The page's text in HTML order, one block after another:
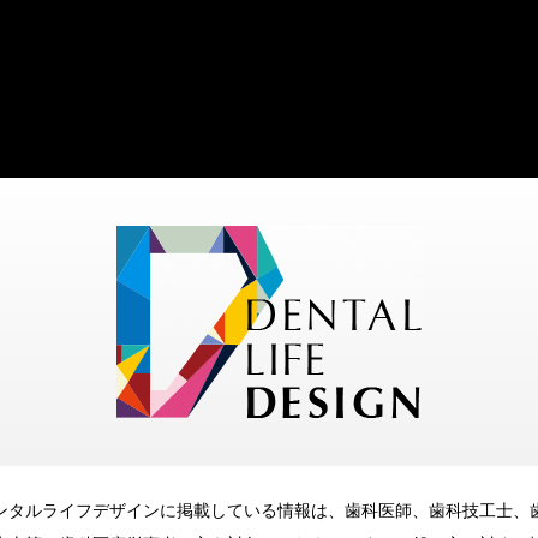
タルライフデザインに掲載している情報は、歯科医師、歯科技工士、